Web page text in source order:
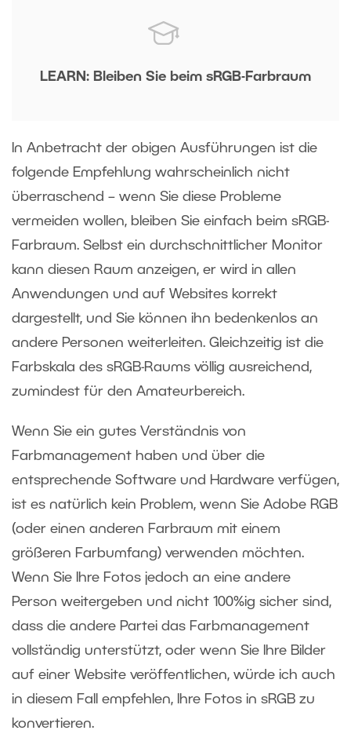
LEARN: Bleiben Sie beim sRGB-Farbraum
In Anbetracht der obigen Ausführungen ist die
folgende Empfehlung wahrscheinlich nicht
überraschend – wenn Sie diese Probleme
vermeiden wollen, bleiben Sie einfach beim sRGB-
Farbraum. Selbst ein durchschnittlicher Monitor
kann diesen Raum anzeigen, er wird in allen
Anwendungen und auf Websites korrekt
dargestellt, und Sie können ihn bedenkenlos an
andere Personen weiterleiten. Gleichzeitig ist die
Farbskala des sRGB-Raums völlig ausreichend,
zumindest für den Amateurbereich.
Wenn Sie ein gutes Verständnis von
Farbmanagement haben und über die
entsprechende Software und Hardware verfügen,
ist es natürlich kein Problem, wenn Sie Adobe RGB
(oder einen anderen Farbraum mit einem
größeren Farbumfang) verwenden möchten.
Wenn Sie Ihre Fotos jedoch an eine andere
Person weitergeben und nicht 100%ig sicher sind,
dass die andere Partei das Farbmanagement
vollständig unterstützt, oder wenn Sie Ihre Bilder
auf einer Website veröffentlichen, würde ich auch
in diesem Fall empfehlen, Ihre Fotos in sRGB zu
konvertieren.